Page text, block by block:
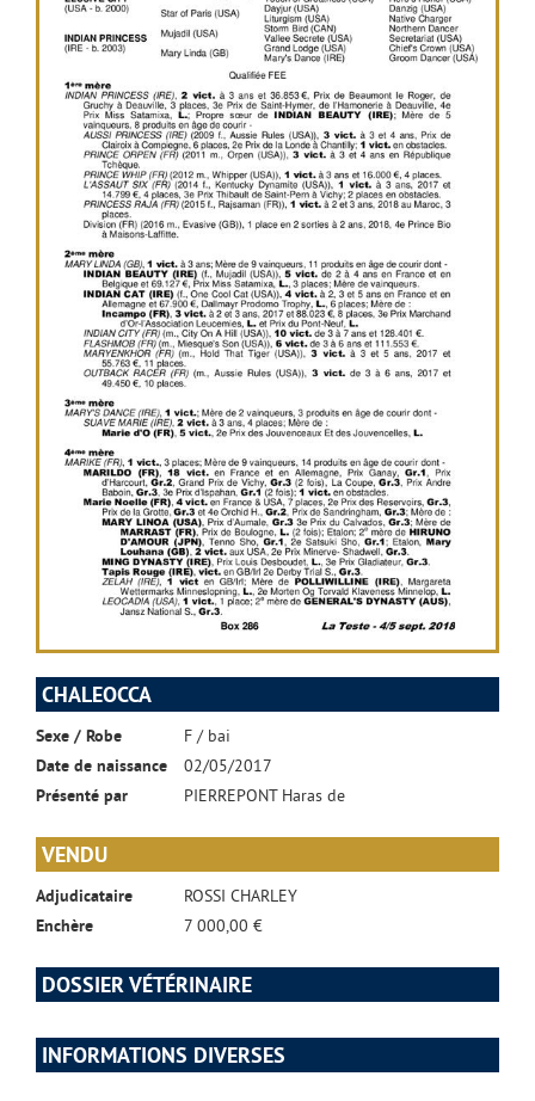
CHALEOCCA
Sexe / Robe
F / bai
Date de naissance
02/05/2017
Présenté par
PIERREPONT Haras de
VENDU
Adjudicataire
ROSSI CHARLEY
Enchère
7 000,00 €
DOSSIER VÉTÉRINAIRE
INFORMATIONS DIVERSES